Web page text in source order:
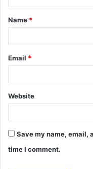
t
*
Name *
Email *
Website
Save my name, email,
time I comment.